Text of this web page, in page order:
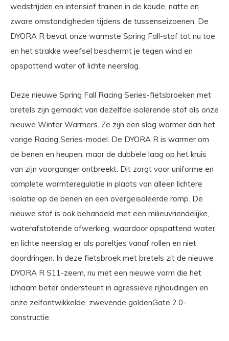
wedstrijden en intensief trainen in de koude, natte en
zware omstandigheden tijdens de tussenseizoenen. De
DYORA R bevat onze warmste Spring Fall-stof tot nu toe
en het strakke weefsel beschermt je tegen wind en
opspattend water of lichte neerslag.
Deze nieuwe Spring Fall Racing Series-fietsbroeken met
bretels zijn gemaakt van dezelfde isolerende stof als onze
nieuwe Winter Warmers. Ze zijn een slag warmer dan het
vorige Racing Series-model. De DYORA R is warmer om
de benen en heupen, maar de dubbele laag op het kruis
van zijn voorganger ontbreekt. Dit zorgt voor uniforme en
complete warmteregulatie in plaats van alleen lichtere
isolatie op de benen en een overgeïsoleerde romp. De
nieuwe stof is ook behandeld met een milieuvriendelijke,
waterafstotende afwerking, waardoor opspattend water
en lichte neerslag er als pareltjes vanaf rollen en niet
doordringen. In deze fietsbroek met bretels zit de nieuwe
DYORA R S11-zeem, nu met een nieuwe vorm die het
lichaam beter ondersteunt in agressieve rijhoudingen en
onze zelfontwikkelde, zwevende goldenGate 2.0-
constructie.